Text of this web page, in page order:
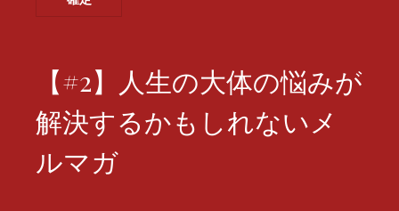
【#2】人生の大体の悩みが
解決するかもしれないメ
ルマガ